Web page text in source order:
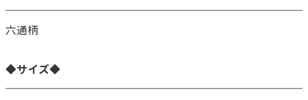
六通柄
◆サイズ◆